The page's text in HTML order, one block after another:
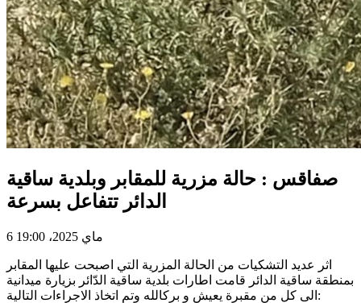
صفاقس : حالة مزرية للمقابر وبلدية ساقية
الدائر تتفاعل بسرعة
6 ماي 2025، 19:00
اثر عديد التشكيات من الحالة المزرية التي اصبحت عليها المقابر
بمنطقة ساقية الدائر قامت اطارات بلدية ساقية الدّائر بزيارة ميدانية
الى كل من مقبرة يعيش و بركالله وتم اتخاذ الاجراءات التالية: